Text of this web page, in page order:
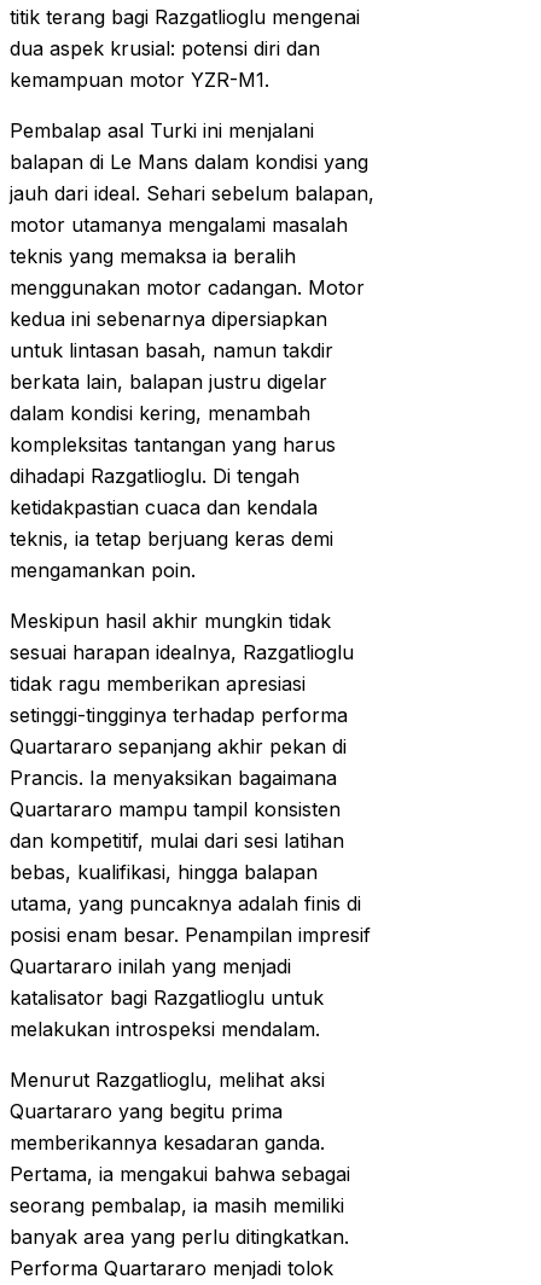
titik terang bagi Razgatlioglu mengenai
dua aspek krusial: potensi diri dan
kemampuan motor YZR-M1.
Pembalap asal Turki ini menjalani
balapan di Le Mans dalam kondisi yang
jauh dari ideal. Sehari sebelum balapan,
motor utamanya mengalami masalah
teknis yang memaksa ia beralih
menggunakan motor cadangan. Motor
kedua ini sebenarnya dipersiapkan
untuk lintasan basah, namun takdir
berkata lain, balapan justru digelar
dalam kondisi kering, menambah
kompleksitas tantangan yang harus
dihadapi Razgatlioglu. Di tengah
ketidakpastian cuaca dan kendala
teknis, ia tetap berjuang keras demi
mengamankan poin.
Meskipun hasil akhir mungkin tidak
sesuai harapan idealnya, Razgatlioglu
tidak ragu memberikan apresiasi
setinggi-tingginya terhadap performa
Quartararo sepanjang akhir pekan di
Prancis. Ia menyaksikan bagaimana
Quartararo mampu tampil konsisten
dan kompetitif, mulai dari sesi latihan
bebas, kualifikasi, hingga balapan
utama, yang puncaknya adalah finis di
posisi enam besar. Penampilan impresif
Quartararo inilah yang menjadi
katalisator bagi Razgatlioglu untuk
melakukan introspeksi mendalam.
Menurut Razgatlioglu, melihat aksi
Quartararo yang begitu prima
memberikannya kesadaran ganda.
Pertama, ia mengakui bahwa sebagai
seorang pembalap, ia masih memiliki
banyak area yang perlu ditingkatkan.
Performa Quartararo menjadi tolok